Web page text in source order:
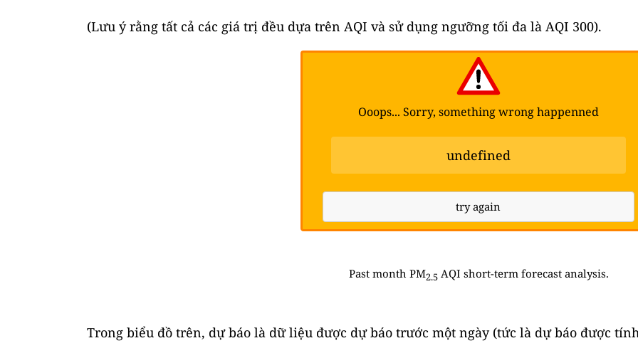
(Lưu ý rằng tất cả các giá trị đều dựa trên AQI và sử dụng ngưỡng tối đa là AQI 300).
Ooops... Sorry, something wrong happenned
undefined
try again
Past month PM2.5 AQI short-term forecast analysis.
Trong biểu đồ trên, dự báo là dữ liệu được dự báo trước một ngày (tức là dự báo được